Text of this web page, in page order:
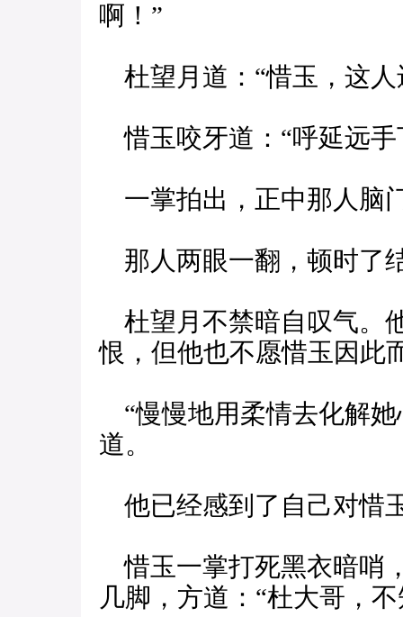
啊！”
杜望月道：“惜玉，这
惜玉咬牙道：“呼延远手
一掌拍出，正中那人脑
那人两眼一翻，顿时了
杜望月不禁暗自叹气。
恨，但他也不愿惜玉因此
“慢慢地用柔情去化解她
道。
他已经感到了自己对惜
惜玉一掌打死黑衣暗哨
几脚，方道：“杜大哥，